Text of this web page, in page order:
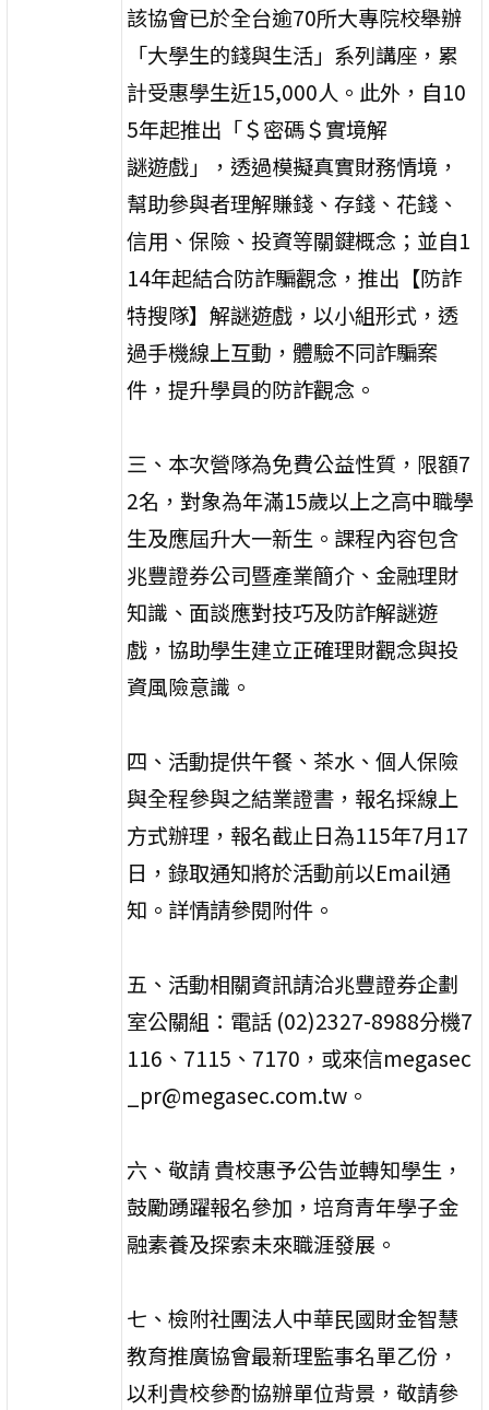
該協會已於全台逾70所大專院校舉辦
「大學生的錢與生活」系列講座，累
計受惠學生近15,000人。此外，自10
5年起推出「＄密碼＄實境解
謎遊戲」，透過模擬真實財務情境，
幫助參與者理解賺錢、存錢、花錢、
信用、保險、投資等關鍵概念；並自1
14年起結合防詐騙觀念，推出【防詐
特搜隊】解謎遊戲，以小組形式，透
過手機線上互動，體驗不同詐騙案
件，提升學員的防詐觀念。
三、本次營隊為免費公益性質，限額7
2名，對象為年滿15歲以上之高中職學
生及應屆升大一新生。課程內容包含
兆豐證券公司暨產業簡介、金融理財
知識、面談應對技巧及防詐解謎遊
戲，協助學生建立正確理財觀念與投
資風險意識。
四、活動提供午餐、茶水、個人保險
與全程參與之結業證書，報名採線上
方式辦理，報名截止日為115年7月17
日，錄取通知將於活動前以Email通
知。詳情請參閱附件。
五、活動相關資訊請洽兆豐證券企劃
室公關組：電話 (02)2327-8988分機7
116、7115、7170，或來信megasec
_pr@megasec.com.tw。
六、敬請 貴校惠予公告並轉知學生，
鼓勵踴躍報名參加，培育青年學子金
融素養及探索未來職涯發展。
七、檢附社團法人中華民國財金智慧
教育推廣協會最新理監事名單乙份，
以利貴校參酌協辦單位背景，敬請參